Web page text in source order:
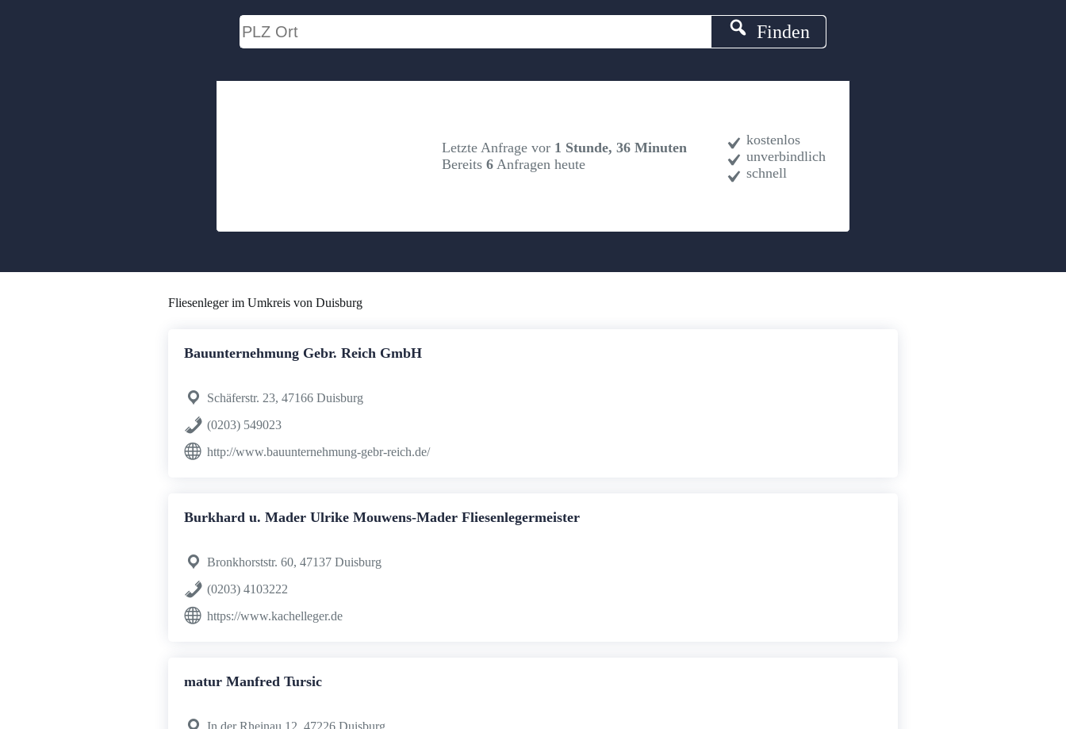
Finden
Letzte Anfrage vor 1 Stunde, 36 Minuten
Bereits 6Anfragen heute
kostenlos
unverbindlich
schnell
Fliesenleger im Umkreis von Duisburg
Bauunternehmung Gebr. Reich GmbH
Schäferstr. 23, 47166 Duisburg
(0203) 549023
http://www.bauunternehmung-gebr-reich.de/
Burkhard u. Mader Ulrike Mouwens-Mader Fliesenlegermeister
Bronkhorststr. 60, 47137 Duisburg
(0203) 4103222
https://www.kachelleger.de
matur Manfred Tursic